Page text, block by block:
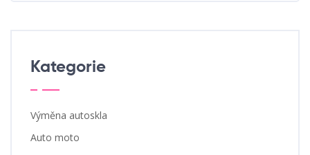
Kategorie
Výměna autoskla
Auto moto